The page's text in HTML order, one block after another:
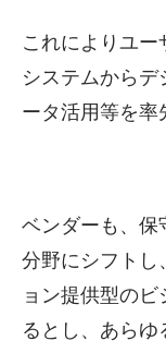
これによりユ
システムから
ータ活用等を率
ベンダーも、保
分野にシフトし
ョン提供型の
るとし、あらゆ